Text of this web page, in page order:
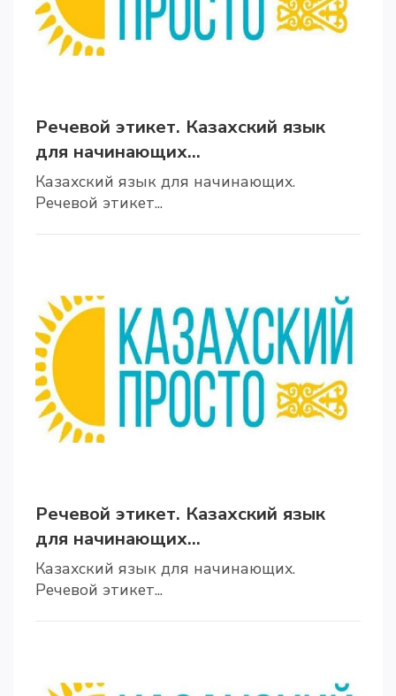
Речевой этикет. Казахский язык
для начинающих...
Казахский язык для начинающих.
Речевой этикет...
Речевой этикет. Казахский язык
для начинающих...
Казахский язык для начинающих.
Речевой этикет...